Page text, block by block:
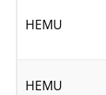
HEMU
HEMU